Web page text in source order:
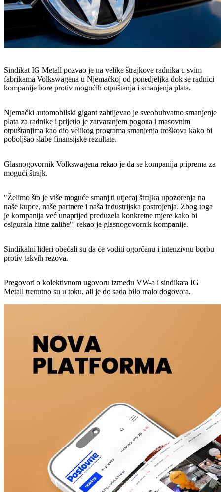
Sindikat IG Metall pozvao je na velike štrajkove radnika u svim
fabrikama Volkswagena u Njemačkoj od ponedjeljka dok se radnici
kompanije bore protiv mogućih otpuštanja i smanjenja plata.
Njemački automobilski gigant zahtijevao je sveobuhvatno smanjenje
plata za radnike i prijetio je zatvaranjem pogona i masovnim
otpuštanjima kao dio velikog programa smanjenja troškova kako bi
poboljšao slabe finansijske rezultate.
Glasnogovornik Volkswagena rekao je da se kompanija priprema za
mogući štrajk.
"Želimo što je više moguće smanjiti utjecaj štrajka upozorenja na
naše kupce, naše partnere i naša industrijska postrojenja. Zbog toga
je kompanija već unaprijed preduzela konkretne mjere kako bi
osigurala hitne zalihe", rekao je glasnogovornik kompanije.
Sindikalni lideri obećali su da će voditi ogorčenu i intenzivnu borbu
protiv takvih rezova.
Pregovori o kolektivnom ugovoru između VW-a i sindikata IG
Metall trenutno su u toku, ali je do sada bilo malo dogovora.